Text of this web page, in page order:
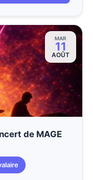
MAR
11
AOÛT
de MAGE